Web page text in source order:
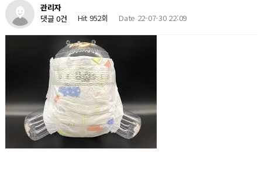
관리자
댓글 0건
Hit 952회 Date 22-07-30 22:09